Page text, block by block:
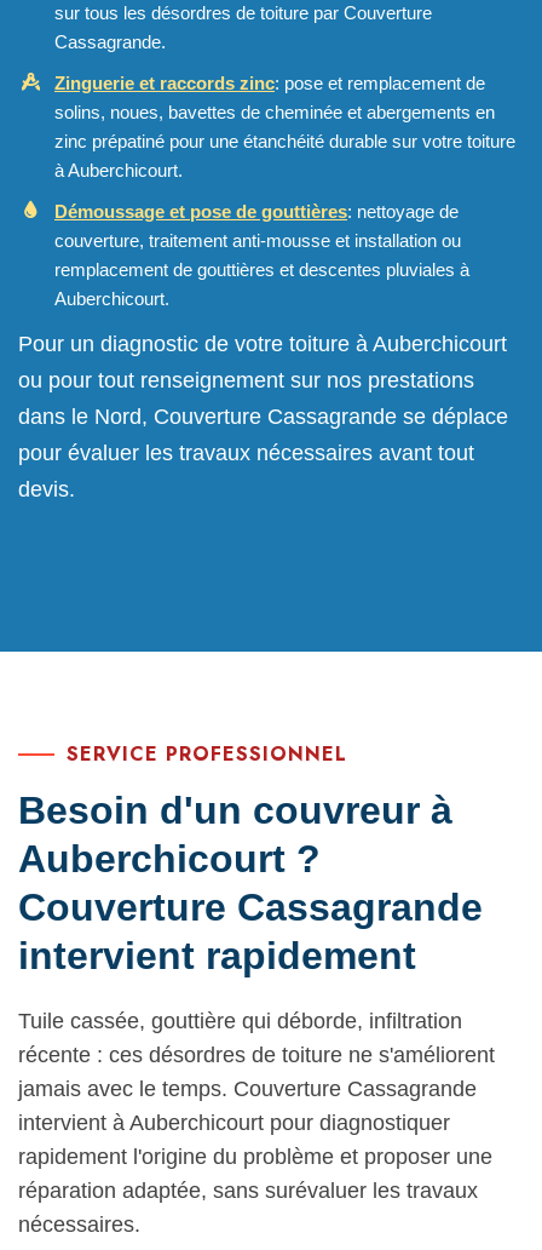
sur tous les désordres de toiture par Couverture
Cassagrande.
Zinguerie et raccords zinc: pose et remplacement de
solins, noues, bavettes de cheminée et abergements en
zinc prépatiné pour une étanchéité durable sur votre toiture
à Auberchicourt.
Démoussage et pose de gouttières: nettoyage de
couverture, traitement anti-mousse et installation ou
remplacement de gouttières et descentes pluviales à
Auberchicourt.
Pour un diagnostic de votre toiture à Auberchicourt
ou pour tout renseignement sur nos prestations
dans le Nord, Couverture Cassagrande se déplace
pour évaluer les travaux nécessaires avant tout
devis.
SERVICE PROFESSIONNEL
Besoin d'un couvreur à
Auberchicourt ?
Couverture Cassagrande
intervient rapidement
Tuile cassée, gouttière qui déborde, infiltration
récente : ces désordres de toiture ne s'améliorent
jamais avec le temps. Couverture Cassagrande
intervient à Auberchicourt pour diagnostiquer
rapidement l'origine du problème et proposer une
réparation adaptée, sans surévaluer les travaux
nécessaires.